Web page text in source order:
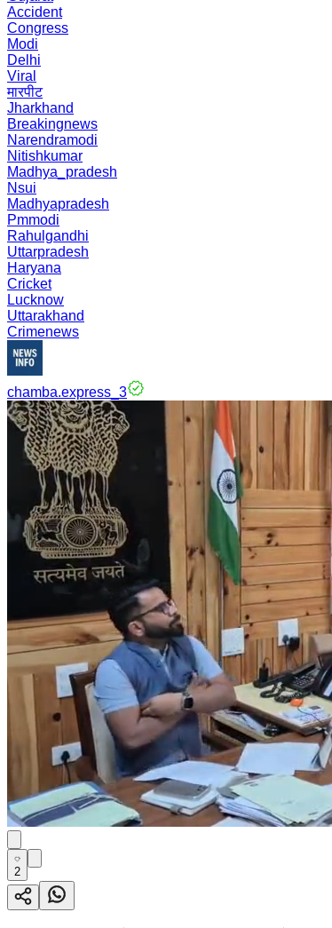
Accident
Congress
Modi
Delhi
Viral
मारपीट
Jharkhand
Breakingnews
Narendramodi
Nitishkumar
Madhya_pradesh
Nsui
Madhyapradesh
Pmmodi
Rahulgandhi
Uttarpradesh
Haryana
Cricket
Lucknow
Uttarakhand
Crimenews
chamba.express_3
2